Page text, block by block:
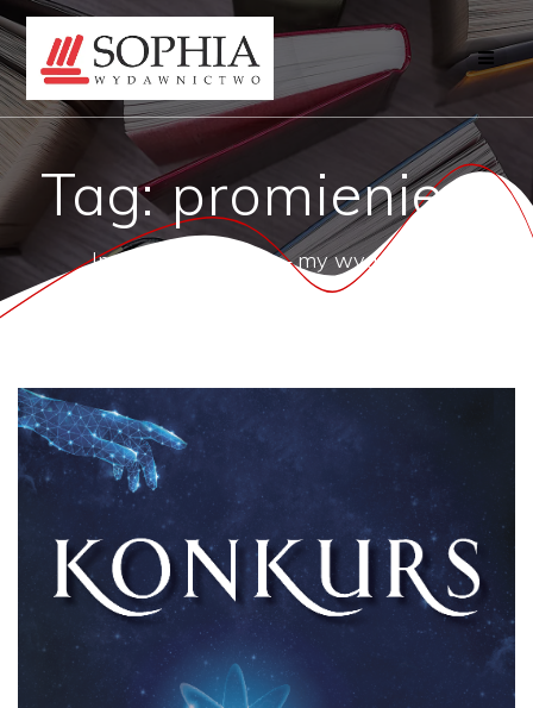
do
Tag:promienie x
Inni o tym mówią — my wydajemy!